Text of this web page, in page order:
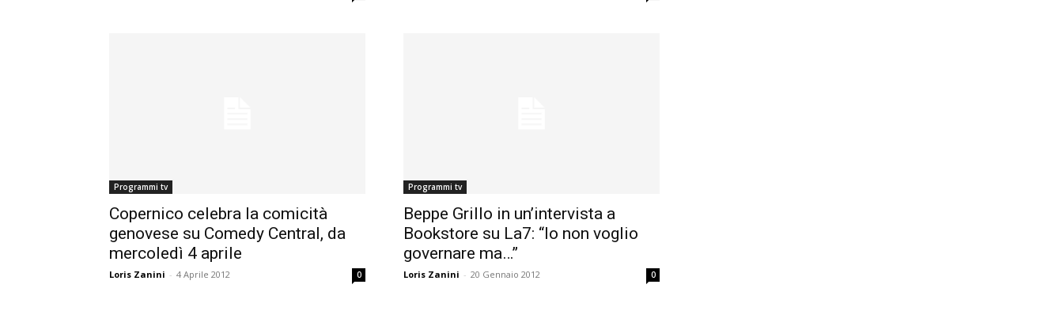
Programmi tv
Copernico celebra la comicità
genovese su Comedy Central, da
mercoledì 4 aprile
Loris Zanini - 4 Aprile 2012 0
Programmi tv
Beppe Grillo in un’intervista a
Bookstore su La7: “Io non voglio
governare ma…”
Loris Zanini - 20 Gennaio 2012 0